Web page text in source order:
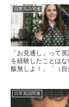
日常英語関連
「お見通し」って
を経験したことは
飯無しよ！」「（自
日常英語関連